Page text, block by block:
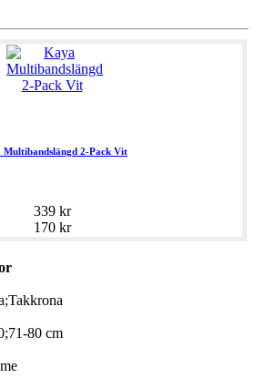
Multibandslängd 2-Pack Vit
339 kr
170 kr
80 cm